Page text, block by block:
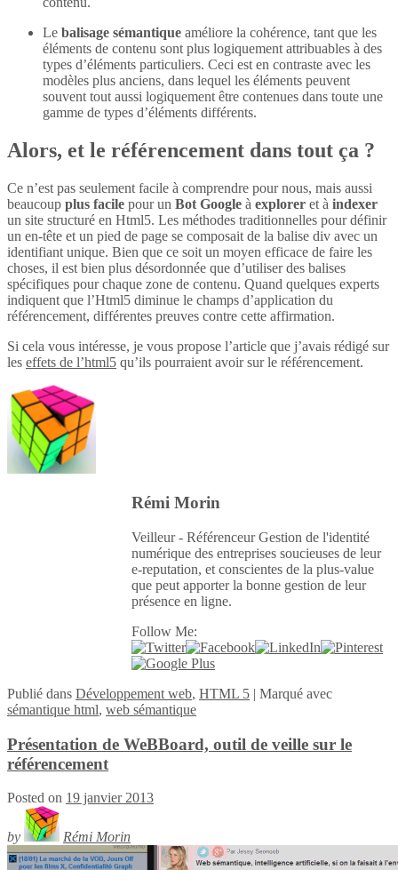
Le balisage sémantique améliore la cohérence, tant que les
éléments de contenu sont plus logiquement attribuables à des
types d’éléments particuliers. Ceci est en contraste avec les
modèles plus anciens, dans lequel les éléments peuvent
souvent tout aussi logiquement être contenues dans toute une
gamme de types d’éléments différents.
Alors, et le référencement dans tout ça ?
Ce n’est pas seulement facile à comprendre pour nous, mais aussi
beaucoup plus facile pour un Bot Google à explorer et à indexer
un site structuré en Html5. Les méthodes traditionnelles pour définir
un en-tête et un pied de page se composait de la balise div avec un
identifiant unique. Bien que ce soit un moyen efficace de faire les
choses, il est bien plus désordonnée que d’utiliser des balises
spécifiques pour chaque zone de contenu. Quand quelques experts
indiquent que l’Html5 diminue le champs d’application du
référencement, différentes preuves contre cette affirmation.
Si cela vous intéresse, je vous propose l’article que j’avais rédigé sur
les effets de l’html5 qu’ils pourraient avoir sur le référencement.
Rémi Morin
Veilleur - Référenceur Gestion de l'identité
numérique des entreprises soucieuses de leur
e-reputation, et conscientes de la plus-value
que peut apporter la bonne gestion de leur
présence en ligne.
Follow Me:
Publié dans Développement web, HTML 5 | Marqué avec
sémantique html, web sémantique
Présentation de WeBBoard, outil de veille sur le
référencement
Posted on 19 janvier 2013
by Rémi Morin